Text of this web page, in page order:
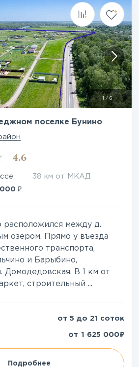
1/ 6
поселке Бунино
4.6
38 км от МКАД
₽
расположился между д.
озером. Прямо у въезда
транспорта,
и Барыбино,
Домодедовская. В 1 км от
строительный ...
от 5 до 21 соток
от 1 625 000₽
Подробнее